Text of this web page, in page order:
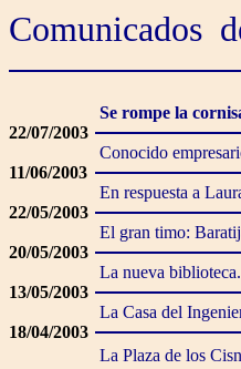
Comunicados
Se rompe la
22/07/2003
Conocido
11/06/2003
En respuesta a
22/05/2003
El gran timo:
20/05/2003
La nueva
13/05/2003
La Casa del
18/04/2003
La Plaza de los